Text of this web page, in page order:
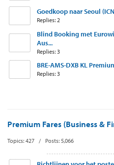
Goedkoop naar Seoul
Replies: 2
Blind Booking met
Aus...
Replies: 3
BRE-AMS-DXB KL
Replies: 3
Premium Fares (Business &
Topics: 427 / Posts: 5,066